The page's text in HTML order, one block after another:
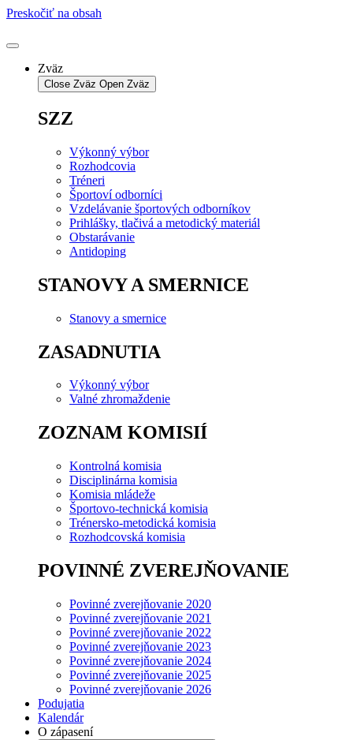
Preskočiť na obsah
Zväz
Close Zväz Open Zväz
SZZ
Výkonný výbor
Rozhodcovia
Tréneri
Športoví odborníci
Vzdelávanie športových odborníkov
Prihlášky, tlačivá a metodický materiál
Obstarávanie
Antidoping
STANOVY A SMERNICE
Stanovy a smernice
ZASADNUTIA
Výkonný výbor
Valné zhromaždenie
ZOZNAM KOMISIÍ
Kontrolná komisia
Disciplinárna komisia
Komisia mládeže
Športovo-technická komisia
Trénersko-metodická komisia
Rozhodcovská komisia
POVINNÉ ZVEREJŇOVANIE
Povinné zverejňovanie 2020
Povinné zverejňovanie 2021
Povinné zverejňovanie 2022
Povinné zverejňovanie 2023
Povinné zverejňovanie 2024
Povinné zverejňovanie 2025
Povinné zverejňovanie 2026
Podujatia
Kalendár
O zápasení